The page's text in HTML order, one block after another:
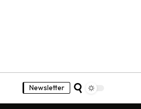
Newsletter